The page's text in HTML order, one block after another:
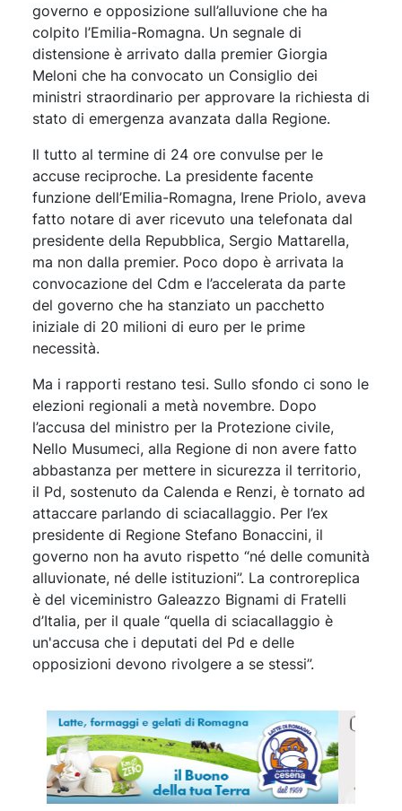
governo e opposizione sull’alluvione che ha
colpito l’Emilia-Romagna. Un segnale di
distensione è arrivato dalla premier Giorgia
Meloni che ha convocato un Consiglio dei
ministri straordinario per approvare la richiesta di
stato di emergenza avanzata dalla Regione.
Il tutto al termine di 24 ore convulse per le
accuse reciproche. La presidente facente
funzione dell’Emilia-Romagna, Irene Priolo, aveva
fatto notare di aver ricevuto una telefonata dal
presidente della Repubblica, Sergio Mattarella,
ma non dalla premier. Poco dopo è arrivata la
convocazione del Cdm e l’accelerata da parte
del governo che ha stanziato un pacchetto
iniziale di 20 milioni di euro per le prime
necessità.
Ma i rapporti restano tesi. Sullo sfondo ci sono le
elezioni regionali a metà novembre. Dopo
l’accusa del ministro per la Protezione civile,
Nello Musumeci, alla Regione di non avere fatto
abbastanza per mettere in sicurezza il territorio,
il Pd, sostenuto da Calenda e Renzi, è tornato ad
attaccare parlando di sciacallaggio. Per l’ex
presidente di Regione Stefano Bonaccini, il
governo non ha avuto rispetto “né delle comunità
alluvionate, né delle istituzioni”. La controreplica
è del viceministro Galeazzo Bignami di Fratelli
d’Italia, per il quale “quella di sciacallaggio è
un'accusa che i deputati del Pd e delle
opposizioni devono rivolgere a se stessi”.